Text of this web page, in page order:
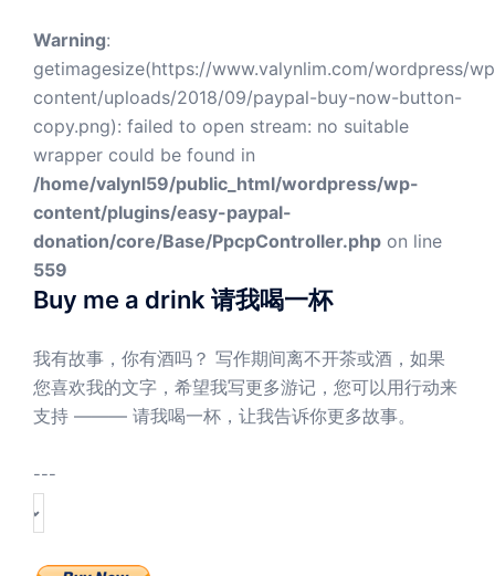
Warning:
getimagesize(https://www.valynlim.com/wordpress/
content/uploads/2018/09/paypal-buy-now-button-
copy.png): failed to open stream: no suitable
wrapper could be found in
/home/valynl59/public_html/wordpress/wp-
content/plugins/easy-paypal-
donation/core/Base/PpcpController.php on line
559
Buy me a drink 请我喝一杯
我有故事，你有酒吗？ 写作期间离不开茶或酒，如果
您喜欢我的文字，希望我写更多游记，您可以用行动来
支持 ——— 请我喝一杯，让我告诉你更多故事。
---